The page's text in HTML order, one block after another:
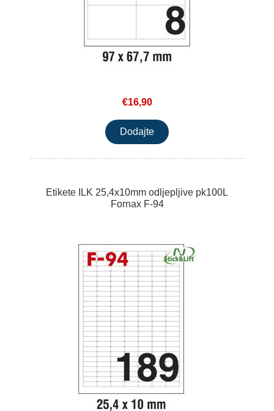
€16,90
Etikete ILK 25,4x10mm odljepljive pk100L
Fornax F-94